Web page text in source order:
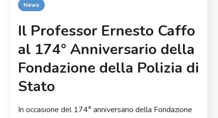
News
Il Professor Ernesto Caffo
al 174° Anniversario della
Fondazione della Polizia di
Stato
In occasione del 174° anniversario della Fondazione